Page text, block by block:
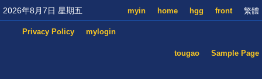
2026年8月7日 星期五 繁體
front
hgg
home
myin
mylogin
Privacy Policy
Sample Page
tougao